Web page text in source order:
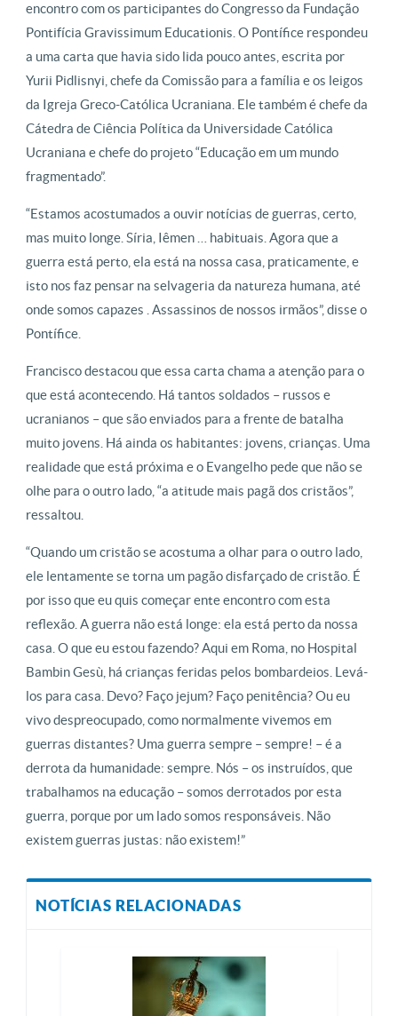
encontro com os participantes do Congresso da Fundação
Pontifícia Gravissimum Educationis. O Pontífice respondeu
a uma carta que havia sido lida pouco antes, escrita por
Yurii Pidlisnyi, chefe da Comissão para a família e os leigos
da Igreja Greco-Católica Ucraniana. Ele também é chefe da
Cátedra de Ciência Política da Universidade Católica
Ucraniana e chefe do projeto “Educação em um mundo
fragmentado”.
“Estamos acostumados a ouvir notícias de guerras, certo,
mas muito longe. Síria, Iêmen … habituais. Agora que a
guerra está perto, ela está na nossa casa, praticamente, e
isto nos faz pensar na selvageria da natureza humana, até
onde somos capazes . Assassinos de nossos irmãos”, disse o
Pontífice.
Francisco destacou que essa carta chama a atenção para o
que está acontecendo. Há tantos soldados – russos e
ucranianos – que são enviados para a frente de batalha
muito jovens. Há ainda os habitantes: jovens, crianças. Uma
realidade que está próxima e o Evangelho pede que não se
olhe para o outro lado, “a atitude mais pagã dos cristãos”,
ressaltou.
“Quando um cristão se acostuma a olhar para o outro lado,
ele lentamente se torna um pagão disfarçado de cristão. É
por isso que eu quis começar ente encontro com esta
reflexão. A guerra não está longe: ela está perto da nossa
casa. O que eu estou fazendo? Aqui em Roma, no Hospital
Bambin Gesù, há crianças feridas pelos bombardeios. Levá-
los para casa. Devo? Faço jejum? Faço penitência? Ou eu
vivo despreocupado, como normalmente vivemos em
guerras distantes? Uma guerra sempre – sempre! – é a
derrota da humanidade: sempre. Nós – os instruídos, que
trabalhamos na educação – somos derrotados por esta
guerra, porque por um lado somos responsáveis. Não
existem guerras justas: não existem!”
NOTÍCIAS RELACIONADAS